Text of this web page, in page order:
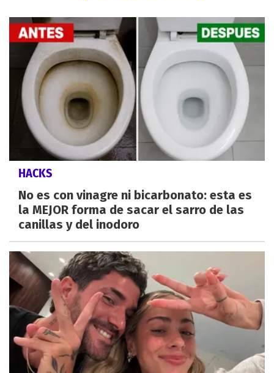
HACKS
No es con vinagre ni bicarbonato: esta es
la MEJOR forma de sacar el sarro de las
canillas y del inodoro